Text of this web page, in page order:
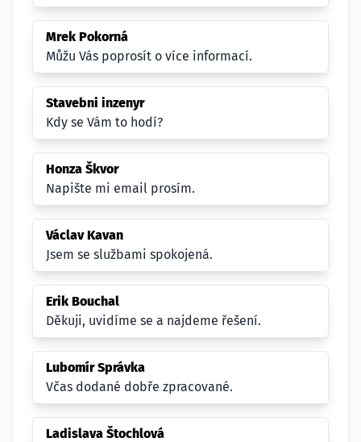
Mrek Pokorná
Můžu Vás poprosít o více informací.
Stavebni inzenyr
Kdy se Vám to hodí?
Honza Škvor
Napište mi email prosím.
Václav Kavan
Jsem se službami spokojená.
Erik Bouchal
Děkuji, uvidíme se a najdeme řešení.
Lubomír Správka
Včas dodané dobře zpracované.
Ladislava Štochlová